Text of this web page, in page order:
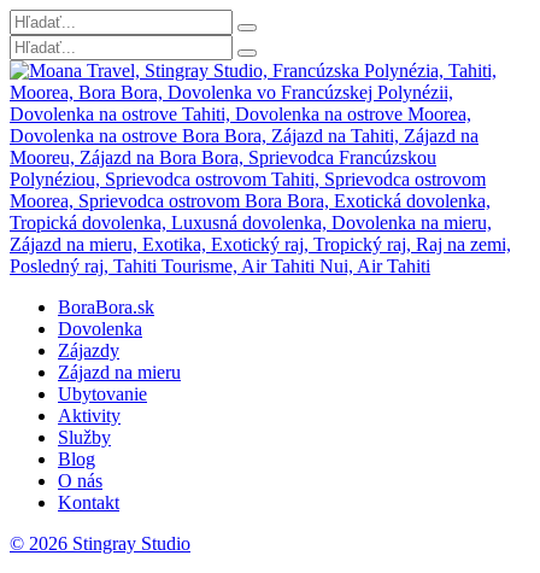
BoraBora.sk
Dovolenka
Zájazdy
Zájazd na mieru
Ubytovanie
Aktivity
Služby
Blog
O nás
Kontakt
© 2026 Stingray Studio